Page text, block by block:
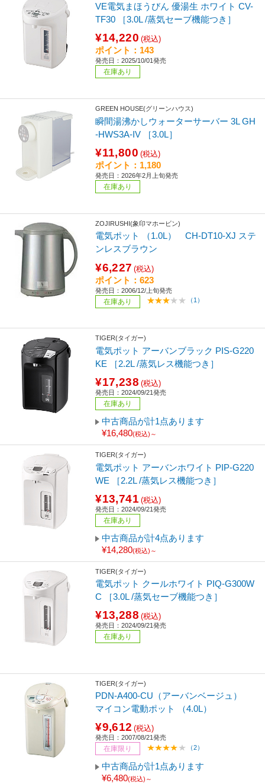
VE電気まほうびん 優湯生 ホワイト CV-
TF30 ［3.0L /蒸気セーブ機能つき］
¥14,220 (税込)
ポイント：143
発売日：2025/10/01発売
在庫あり
GREEN HOUSE(グリーンハウス)
瞬間湯沸かしウォーターサーバー 3L GH
-HWS3A-IV ［3.0L］
¥11,800 (税込)
ポイント：1,180
発売日：2026年2月上旬発売
在庫あり
ZOJIRUSHI(象印マホービン)
電気ポット （1.0L） CH-DT10-XJ ステ
ンレスブラウン
¥6,227 (税込)
ポイント：623
発売日：2006/12/上旬発売
在庫あり （1）
TIGER(タイガー)
電気ポット アーバンブラック PIS-G220
KE ［2.2L /蒸気レス機能つき］
¥17,238 (税込)
発売日：2024/09/21発売
在庫あり
中古商品が計1点あります
¥16,480(税込)～
TIGER(タイガー)
電気ポット アーバンホワイト PIP-G220
WE ［2.2L /蒸気レス機能つき］
¥13,741 (税込)
発売日：2024/09/21発売
在庫あり
中古商品が計4点あります
¥14,280(税込)～
TIGER(タイガー)
電気ポット クールホワイト PIQ-G300W
C ［3.0L /蒸気セーブ機能つき］
¥13,288 (税込)
発売日：2024/09/21発売
在庫あり
TIGER(タイガー)
PDN-A400-CU（アーバンベージュ）
マイコン電動ポット （4.0L）
¥9,612 (税込)
発売日：2007/08/21発売
在庫限り （2）
中古商品が計1点あります
¥6,480(税込)～